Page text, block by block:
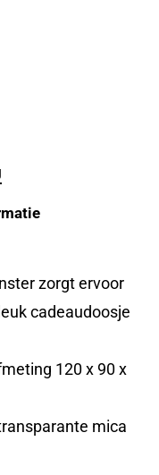
zorgt ervoor
cadeaudoosje
120 x 90 x
mica